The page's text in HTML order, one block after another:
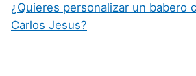
¿Quieres personalizar un babero
Carlos Jesus?